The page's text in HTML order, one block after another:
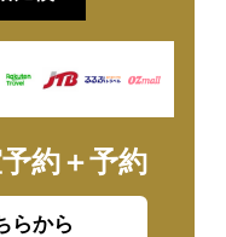
約＋予約
らから